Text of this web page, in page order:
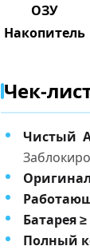
ОЗУ
Накопитель
Чек-
Чистый
Батарея
Полный